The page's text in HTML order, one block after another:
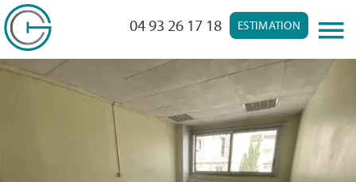
ESTIMATION
04 93 26 17 18